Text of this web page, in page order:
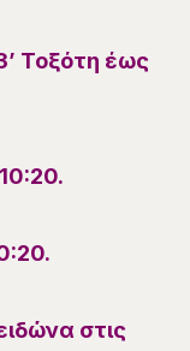
’ Τοξότη έως
στις